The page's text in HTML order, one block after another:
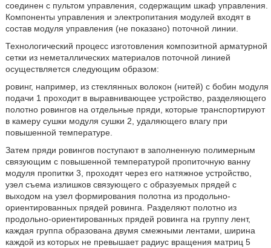
соединен с пультом управления, содержащим шкаф управления.
Компоненты управления и электропитания модулей входят в
состав модуля управления (не показано) поточной линии.
Технологический процесс изготовления композитной арматурной
сетки из неметаллических материалов поточной линией
осуществляется следующим образом:
ровинг, например, из стеклянных волокон (нитей) с бобин модуля
подачи 1 проходит в выравнивающее устройство, разделяющего
полотно ровингов на отдельные пряди, которые транспортируют
в камеру сушки модуля сушки 2, удаляющего влагу при
повышенной температуре.
Затем пряди ровингов поступают в заполненную полимерным
связующим с повышенной температурой пропиточную ванну
модуля пропитки 3, проходят через его натяжное устройство,
узел съема излишков связующего с образуемых прядей с
выходом на узел формирования полотна из продольно-
ориентированных прядей ровинга. Разделяют полотно из
продольно-ориентированных прядей ровинга на группу лент,
каждая группа образована двумя смежными лентами, ширина
каждой из которых не превышает радиус вращения матриц 5